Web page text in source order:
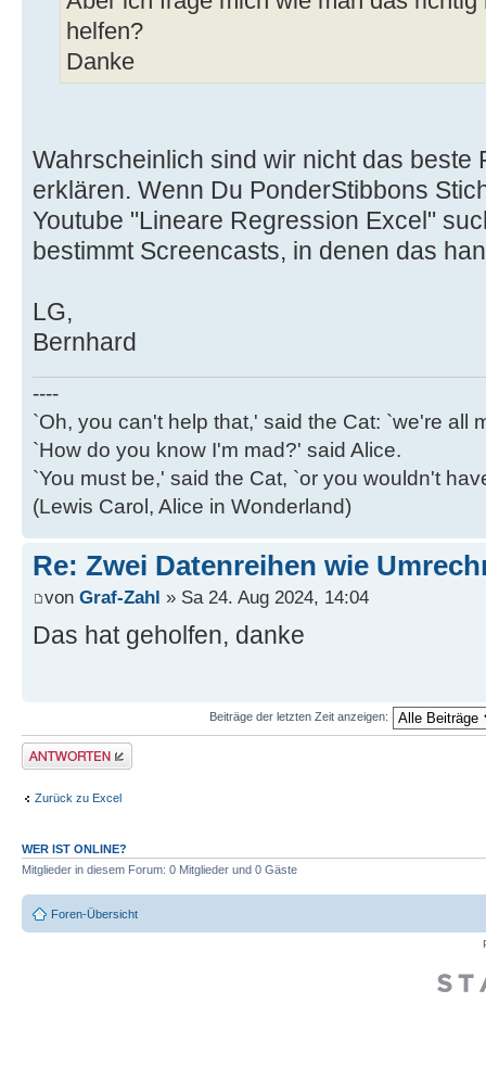
helfen?
Danke
Wahrscheinlich sind wir nicht das beste
erklären. Wenn Du PonderStibbons
Youtube "Lineare Regression Excel"
bestimmt Screencasts, in denen das
LG,
Bernhard
----
`Oh, you can't help that,' said the Cat: `we're all
`How do you know I'm mad?' said Alice.
`You must be,' said the Cat, `or you wouldn't
(Lewis Carol, Alice in Wonderland)
Re: Zwei Datenreihen wie
von Graf-Zahl » Sa 24. Aug 2024, 14:04
Das hat geholfen, danke
Beiträge der letzten Zeit anzeigen:
Antwort erstellen
Zurück zu Excel
WER IST ONLINE?
Mitglieder in diesem Forum: 0 Mitglieder und 0 Gäste
Foren-Übersicht